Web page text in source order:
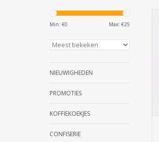
Min: €0 Max: €25
NIEUWIGHEDEN
PROMOTIES
KOFFIEKOEKJES
CONFISERIE